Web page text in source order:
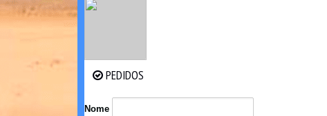
PEDIDOS
Nome